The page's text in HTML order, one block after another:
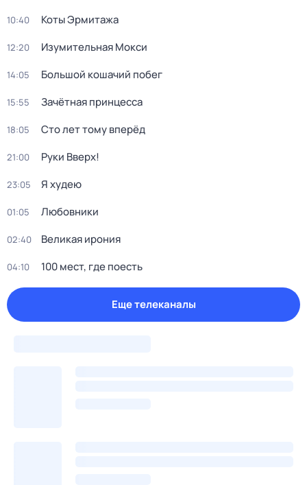
10:40 Коты Эрмитажа
12:20 Изумительная Мокси
14:05 Большой кошачий побег
15:55 Зачётная принцесса
18:05 Сто лет тому вперёд
21:00 Руки Вверх!
23:05 Я худею
01:05 Любовники
02:40 Великая ирония
04:10 100 мест, где поесть
Еще телеканалы